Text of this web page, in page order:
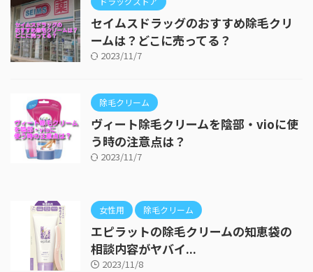
セイムスドラッグのおすすめ除毛クリ
ームは？どこに売ってる？
2023/11/7
除毛クリーム
ヴィート除毛クリームを陰部・vioに使
う時の注意点は？
2023/11/7
女性用 除毛クリーム
エピラットの除毛クリームの知恵袋の
相談内容がヤバイ...
2023/11/8